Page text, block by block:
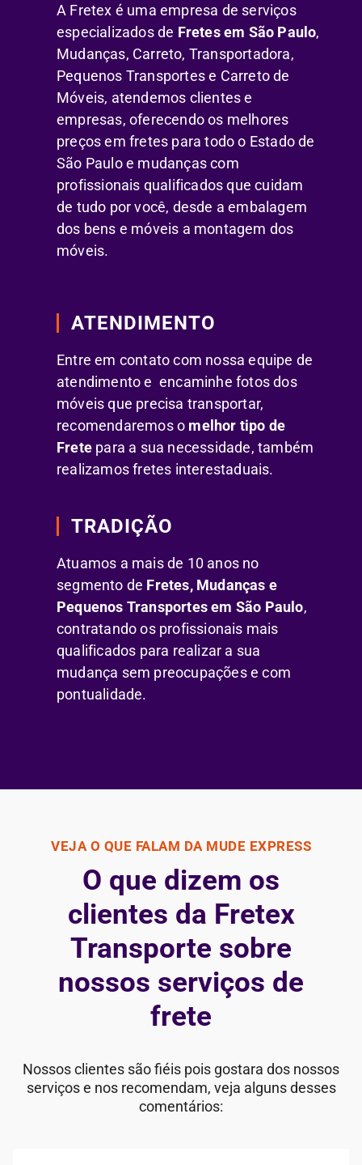
A Fretex é uma empresa de serviços
especializados de Fretes em São Paulo,
Mudanças, Carreto, Transportadora,
Pequenos Transportes e Carreto de
Móveis, atendemos clientes e
empresas, oferecendo os melhores
preços em fretes para todo o Estado de
São Paulo e mudanças com
profissionais qualificados que cuidam
de tudo por você, desde a embalagem
dos bens e móveis a montagem dos
móveis.
ATENDIMENTO
Entre em contato com nossa equipe de
atendimento e encaminhe fotos dos
móveis que precisa transportar,
recomendaremos o melhor tipo de
Frete para a sua necessidade, também
realizamos fretes interestaduais.
TRADIÇÃO
Atuamos a mais de 10 anos no
segmento de Fretes, Mudanças e
Pequenos Transportes em São Paulo,
contratando os profissionais mais
qualificados para realizar a sua
mudança sem preocupações e com
pontualidade.
VEJA O QUE FALAM DA MUDE EXPRESS
O que dizem os
clientes da Fretex
Transporte sobre
nossos serviços de
frete
Nossos clientes são fiéis pois gostara dos nossos
serviços e nos recomendam, veja alguns desses
comentários: